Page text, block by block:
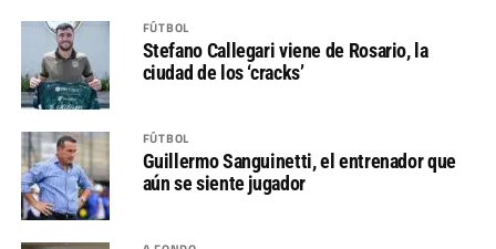
FÚTBOL
Stefano Callegari viene de Rosario, la
ciudad de los ‘cracks’
FÚTBOL
Guillermo Sanguinetti, el entrenador que
aún se siente jugador